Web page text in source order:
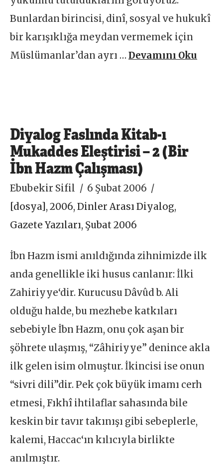
Bunlardan birincisi, dinî, sosyal ve hukukî
bir karışıklığa meydan vermemek için
Müslümanlar’dan ayrı …Devamını Oku
Diyalog Faslında Kitab-ı
Mukaddes Eleştirisi – 2 (Bir
İbn Hazm Çalışması)
Ebubekir Sifil
6 Şubat 2006
[dosya] ,2006,Dinler Arası Diyalog,
Gazete Yazıları, Şubat 2006
İbn Hazm ismi anıldığında zihnimizde ilk
anda genellikle iki husus canlanır: İlki
Zahiriyye‘dir. Kurucusu Dâvûd b. Ali
olduğu halde, bu mezhebe katkıları
sebebiyle İbn Hazm, onu çok aşan bir
şöhrete ulaşmış, “Zâhiriyye” denince akla
ilk gelen isim olmuştur. İkincisi ise onun
“sivri dili”dir. Pek çok büyük imamı cerh
etmesi, Fıkhî ihtilaflar sahasında bile
keskin bir tavır takınışı gibi sebeplerle,
kalemi, Haccac‘ın kılıcıyla birlikte
anılmıştır.